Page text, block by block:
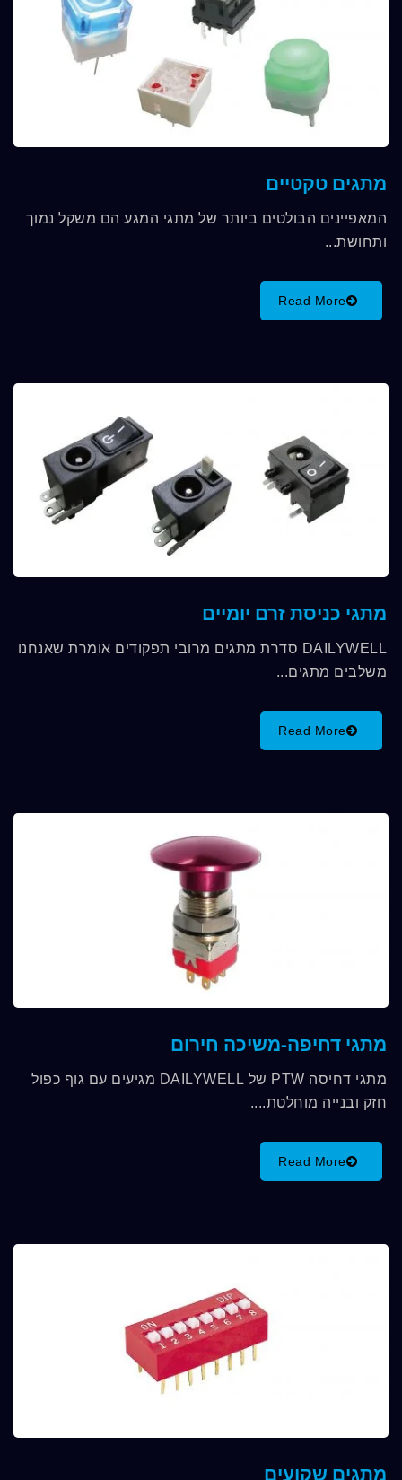
מתגים טקטיים
המאפיינים הבולטים ביותר של מתגי המגע הם משקל נמוך
ותחושת...
Read More
מתגי כניסת זרם יומיים
DAILYWELL סדרת מתגים מרובי תפקודים אומרת שאנחנו
משלבים מתגים...
Read More
מתגי דחיפה-משיכה חירום
מתגי דחיסה PTW של DAILYWELL מגיעים עם גוף כפול
חזק ובנייה מוחלטת....
Read More
מתגים שקועים